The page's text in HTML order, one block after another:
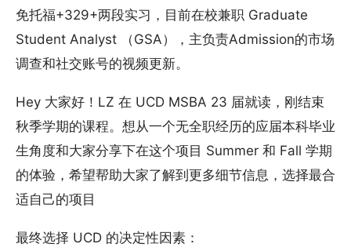
免托福+329+两段实习，目前在校兼职 Graduate
Student Analyst （GSA），主负责Admission的市场
调查和社交账号的视频更新。
Hey 大家好！LZ 在 UCD MSBA 23 届就读，刚结束
秋季学期的课程。想从一个无全职经历的应届本科毕业
生角度和大家分享下在这个项目 Summer 和 Fall 学期
的体验，希望帮助大家了解到更多细节信息，选择最合
适自己的项目
最终选择 UCD 的决定性因素：